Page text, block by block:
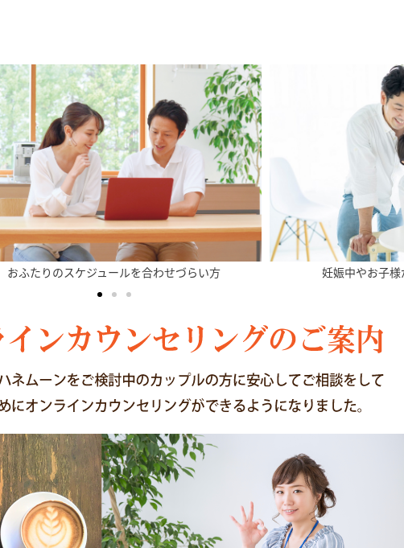
妊娠中やお子様がいて外出が難しい方 お忙しい方や遠方